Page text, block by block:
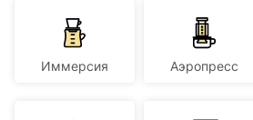
Иммерсия Аэропресс